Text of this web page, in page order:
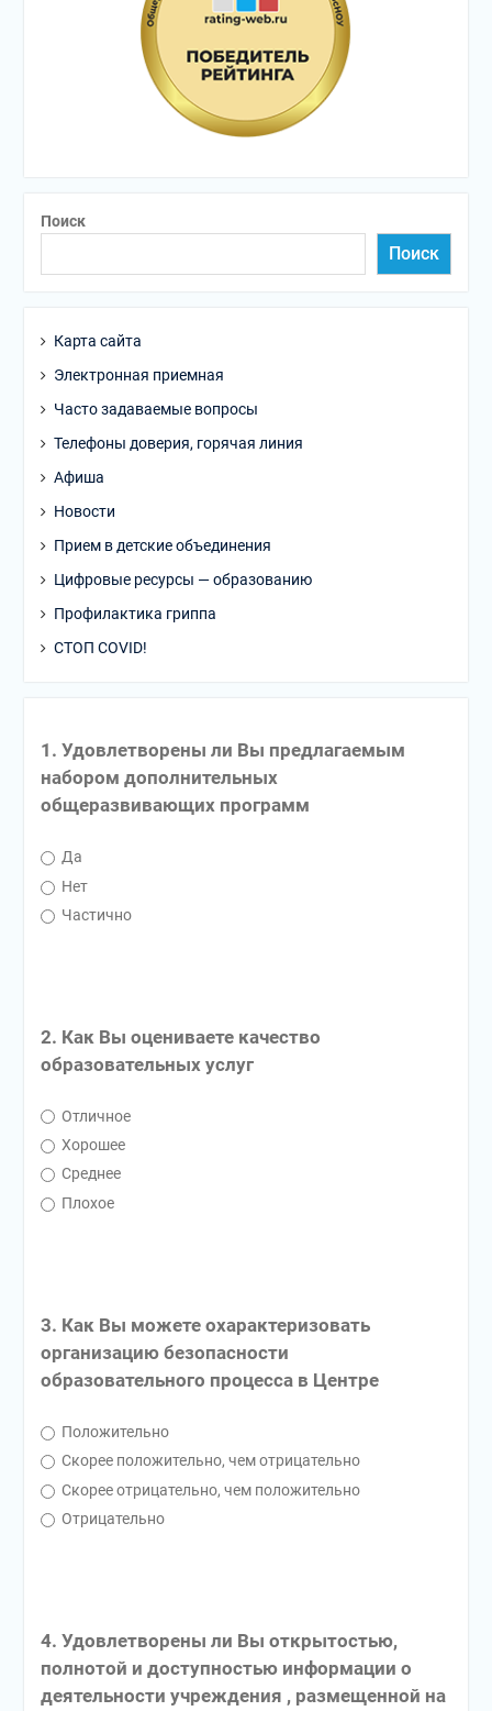
Поиск
Поиск
Карта сайта
Электронная приемная
Часто задаваемые вопросы
Телефоны доверия, горячая линия
Афиша
Новости
Прием в детские объединения
Цифровые ресурсы — образованию
Профилактика гриппа
СТОП COVID!
1. Удовлетворены ли Вы предлагаемым
набором дополнительных
общеразвивающих программ
Да
Нет
Частично
2. Как Вы оцениваете качество
образовательных услуг
Отличное
Хорошее
Среднее
Плохое
3. Как Вы можете охарактеризовать
организацию безопасности
образовательного процесса в Центре
Положительно
Скорее положительно, чем отрицательно
Скорее отрицательно, чем положительно
Отрицательно
4. Удовлетворены ли Вы открытостью,
полнотой и доступностью информации о
деятельности учреждения , размещенной на